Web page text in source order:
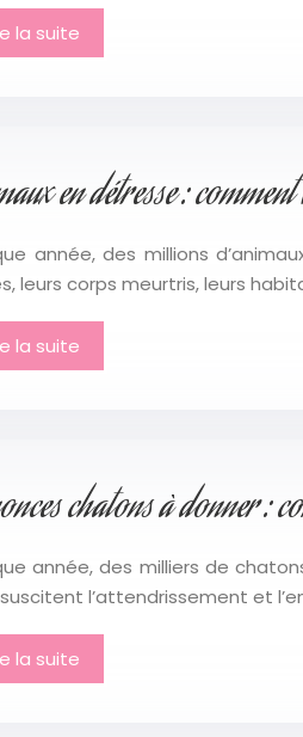
la suite
en détresse :
année, des millions
leurs corps meurtris, leurs
la suite
chatons à donner :
année, des milliers de
l’attendrissement et
la suite